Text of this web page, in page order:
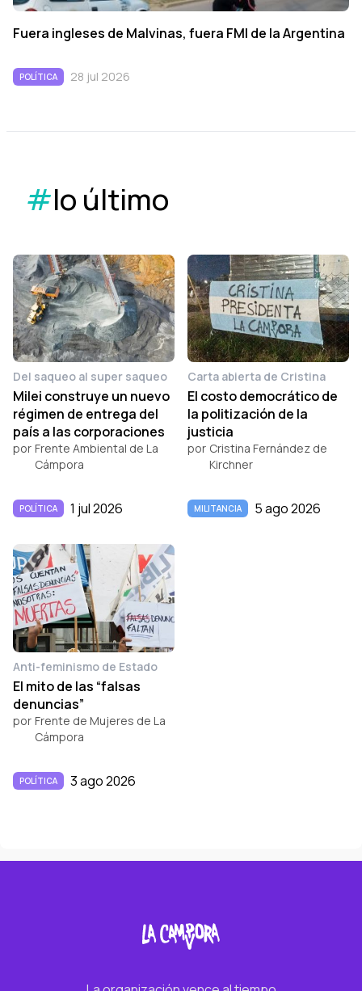
Fuera ingleses de Malvinas, fuera FMI de la Argentina
POLÍTICA 28 jul 2026
#lo último
Del saqueo al super saqueo
Milei construye un nuevo
régimen de entrega del
país a las corporaciones
por Frente Ambiental de La
Cámpora
POLÍTICA 1 jul 2026
Carta abierta de Cristina
El costo democrático de
la politización de la
justicia
por Cristina Fernández de
Kirchner
MILITANCIA 5 ago 2026
Anti-feminismo de Estado
El mito de las “falsas
denuncias”
por Frente de Mujeres de La
Cámpora
POLÍTICA 3 ago 2026